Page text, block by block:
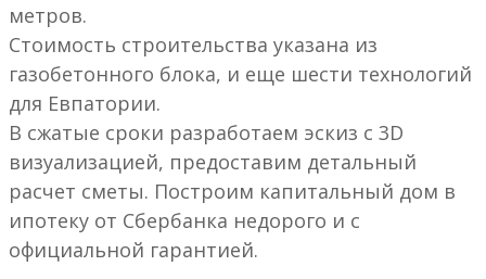
метров.
Стоимость строительства указана из
газобетонного блока, и еще шести технологий
для Евпатории.
В сжатые сроки разработаем эскиз с 3D
визуализацией, предоставим детальный
расчет сметы. Построим капитальный дом в
ипотеку от Сбербанка недорого и с
официальной гарантией.